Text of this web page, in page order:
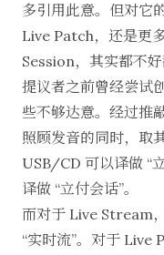
多引用此意。但对它
Live Patch，还是更
Session，其实都不好
提议者之前曾经尝试
些不够达意。经过推
照顾发音的同时，取
USB/CD 可以译做 “
译做 “立付会话”。
而对于 Live Stream
“实时流”。对于 Live